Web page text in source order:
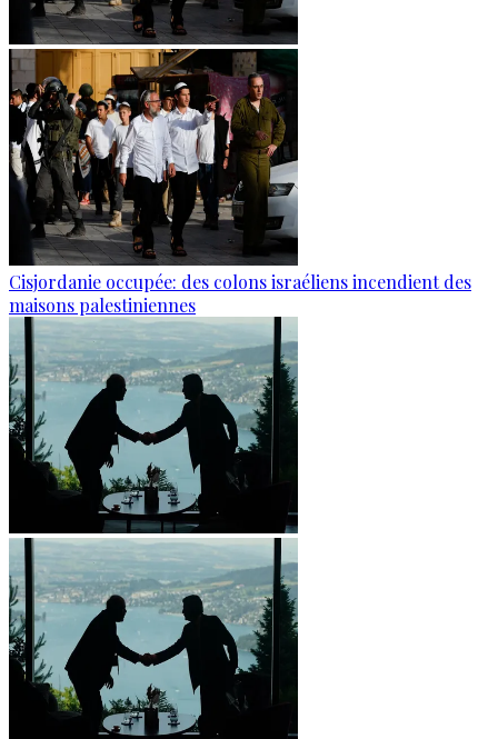
Cisjordanie occupée: des colons israéliens incendient des
maisons palestiniennes